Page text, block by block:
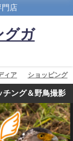
門店
グガ
ィア ショッピング
チング＆野鳥撮影